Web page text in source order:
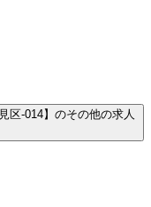
区-014】のその他の求人